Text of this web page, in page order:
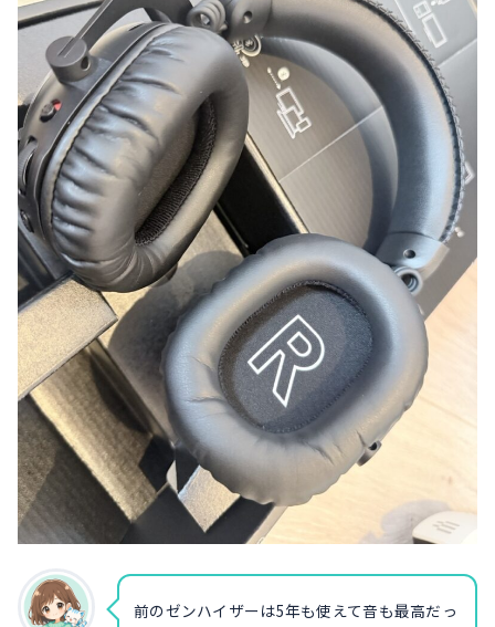
前のゼンハイザーは5年も使えて音も最高だっ